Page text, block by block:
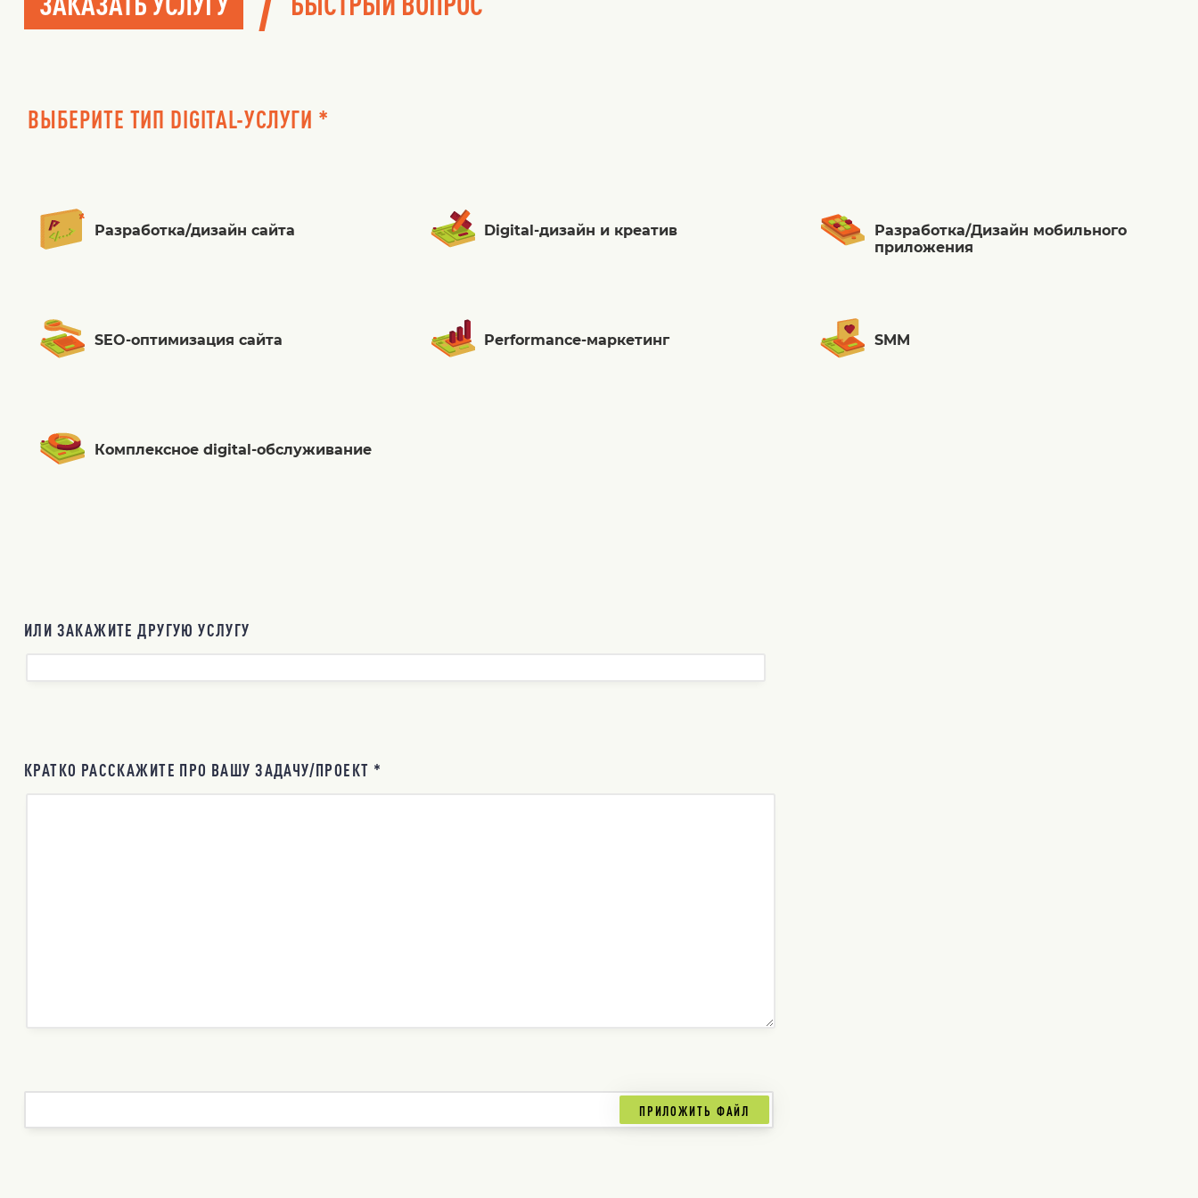
ВЫБЕРИТЕ ТИП DIGITAL-УСЛУГИ *
Разработка/дизайн сайта Digital-дизайн и креатив
Разработка/Дизайн мобильного
приложения
SEO-оптимизация сайта Performance-маркетинг SMM
Комплексное digital-обслуживание
ИЛИ ЗАКАЖИТЕ ДРУГУЮ УСЛУГУ
КРАТКО РАССКАЖИТЕ ПРО ВАШУ ЗАДАЧУ/ПРОЕКТ *